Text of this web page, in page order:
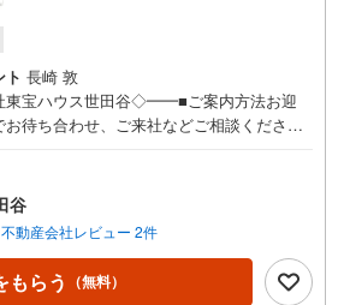
ト 長崎 敦
宝ハウス世田谷◇━━■ご案内方法お迎
お待ち合わせ、ご来社などご相談くださ
■ご予約方法直接お電話ください。メールで
す。突然のご来店でも対応可能です。事
要な場合がございます。お早目にご連絡
大変スムーズです。■その他、各種ご相談
ぞ！◎ファイナンシャルプランナーによる
ーション・生活収支のキャッシュフローを
谷
不動産会社レビュー 2件
もらう （無料）